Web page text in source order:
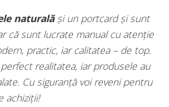
depășit așteptările! Am comandat o
pentru bărbați, iar finisajele
Se simte că sunt produse făcute cu
promptă, iar comunicarea
brand românesc care pune suflet în